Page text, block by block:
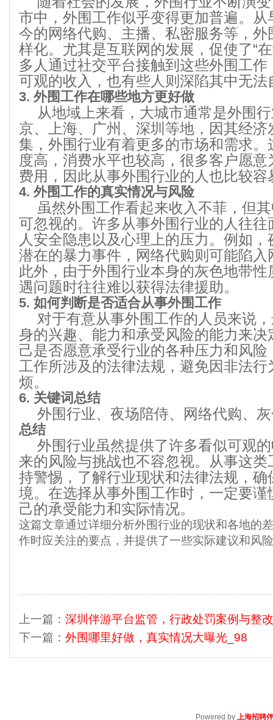
市中，外围工作似乎变得更加普遍。
今的网络代购、主播、私密服务等，
样化。尤其是互联网的发展，促使了“
多人通过社交平台接触到这些外围工
可观的收入，也有些人则深陷其中无法
3. 外围工作在哪些地方更好做
从地域上来看，大城市通常是外围
京、上海、广州、深圳等地，因其经
集，外围行业有着更多的市场和需求
度高，消费水平也较高，很多客户愿
费用，因此从事外围行业的人也比较
4. 外围工作的真实情况与风险
虽然外围工作看起来收入不菲，但
可忽视的。许多从事外围行业的人往
人安全隐患以及心理上的压力。例如
潜在的暴力事件，网络代购则可能陷
此外，由于外围行业本身的灰色地带
遇问题时往往难以获得法律援助。
5. 如何判断是否适合从事外围工作
对于有意从事外围工作的人员来说
身的兴趣、能力和承受风险的能力来
己是否愿意承受行业的各种压力和风
工作所涉及的法律法规，避免因非法
烦。
6. 关键词总结
外围行业、夜场陪侍、网络代购、
总结
外围行业虽然提供了许多看似可观
来的风险与挑战也不容忽视。从事这
持警惕，了解行业现状和法律法规，
境。在选择从事外围工作时，一定要
己的承受能力和实际情况。
这篇文章通过详细分析外围行业的现状和各地的
作时应关注的要点，并提供了一些实际建议和风
上一篇： 深圳伴游平台监管，行政处罚案例与整
下一篇： 外围哪里好做，真实情况大曝光_98
Powered by 上海招聘